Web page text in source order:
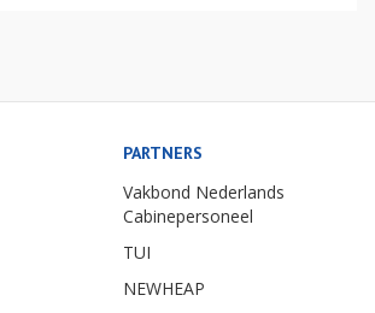
PARTNERS
Vakbond Nederlands
Cabinepersoneel
TUI
NEWHEAP